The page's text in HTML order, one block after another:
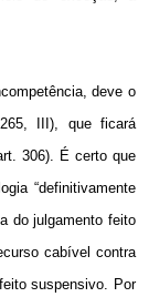
deve o
III), que ficará
306). É certo que
“definitivamente
do julgamento feito
cabível contra
suspensivo. Por